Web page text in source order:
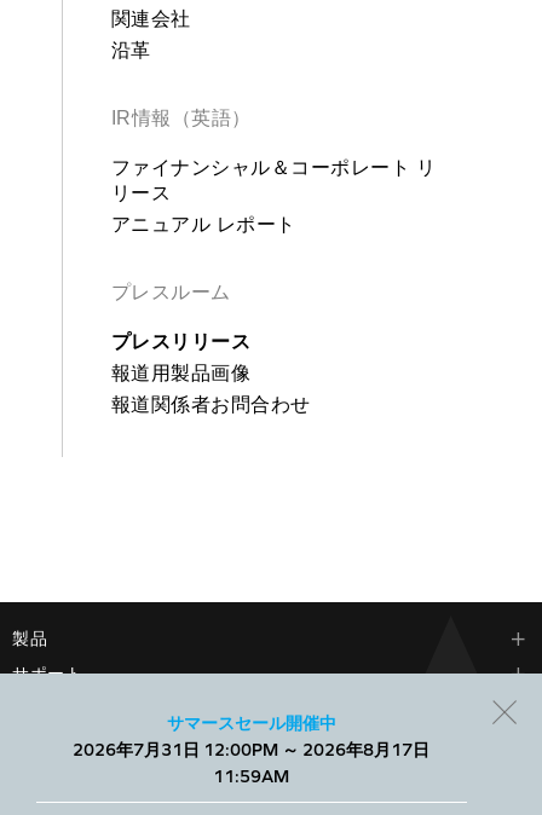
当社では、Webサイトでのエクスペリエンスを向上させ、パーソ
ナライズされたコンテンツを表示するために、小さなテキスト
ファイルであるCookieを使用します。すべてを許可することも、
サマースセール開催中
2026年7月31日 12:00PM ～ 2026年8月17日
11:59AM
関連会社
沿革
IR情報（英語）
ファイナンシャル＆コーポレート リ
リース
アニュアル レポート
プレスルーム
プレスリリース
報道用製品画像
報道関係者お問合わせ
製品
サポート